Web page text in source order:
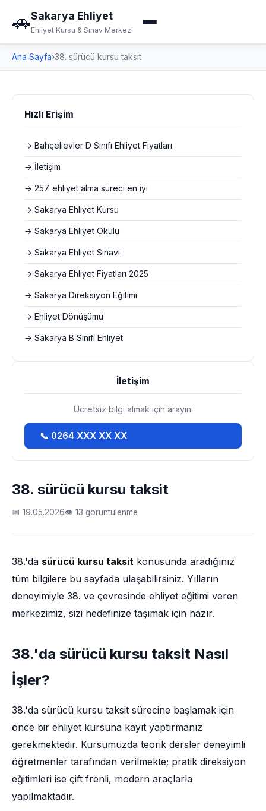
🚗Sakarya Ehliyet
Ehliyet Kursu & Sınav Merkezi
Ana Sayfa›38. sürücü kursu taksit
38. sürücü kursu taksit
📅 19.05.2026👁 13 görüntülenme
38.'da sürücü kursu taksit konusunda aradığınız
tüm bilgilere bu sayfada ulaşabilirsiniz. Yılların
deneyimiyle 38. ve çevresinde ehliyet eğitimi veren
merkezimiz, sizi hedefinize taşımak için hazır.
38.'da sürücü kursu taksit Nasıl
İşler?
38.'da sürücü kursu taksit sürecine başlamak için
önce bir ehliyet kursuna kayıt yaptırmanız
gerekmektedir. Kursumuzda teorik dersler deneyimli
öğretmenler tarafından verilmekte; pratik direksiyon
eğitimleri ise çift frenli, modern araçlarla
yapılmaktadır.
Hızlı Erişim
→ Bahçelievler D Sınıfı Ehliyet Fiyatları
→ İletişim
→ 257. ehliyet alma süreci en iyi
→ Sakarya Ehliyet Kursu
→ Sakarya Ehliyet Okulu
→ Sakarya Ehliyet Sınavı
→ Sakarya Ehliyet Fiyatları 2025
→ Sakarya Direksiyon Eğitimi
→ Ehliyet Dönüşümü
→ Sakarya B Sınıfı Ehliyet
İletişim
Ücretsiz bilgi almak için arayın:
📞 0264 XXX XX XX